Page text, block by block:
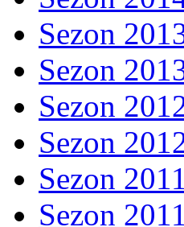
Sezon
Sezon
Sezon
Sezon
Sezon
Sezon